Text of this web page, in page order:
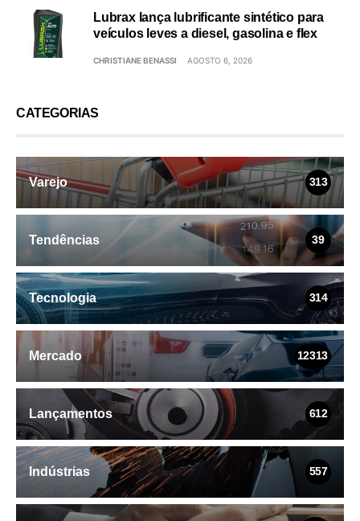
Lubrax lança lubrificante sintético para
veículos leves a diesel, gasolina e flex
CHRISTIANE BENASSI AGOSTO 6, 2026
CATEGORIAS
Varejo 313
Tendências 39
Tecnologia 314
Mercado 12313
Lançamentos 612
Indústrias 557